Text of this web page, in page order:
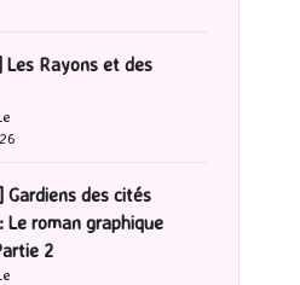
Les Rayons et des
Gardiens des cités
Le roman graphique
2